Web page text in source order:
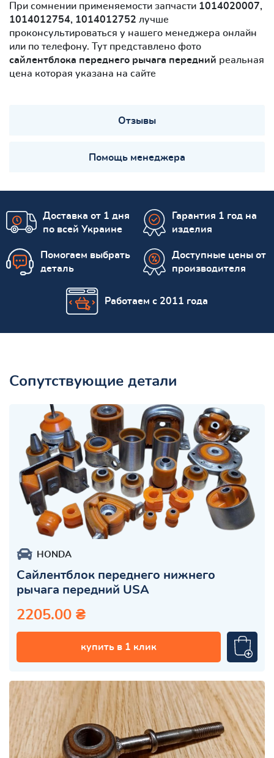
При сомнении применяемости запчасти 1014020007,
1014012754, 1014012752 лучше
проконсультироваться у нашего менеджера онлайн
или по телефону. Тут представлено фото
сайлентблокa переднего рычага передний реальная
цена которая указана на сайте
Отзывы
Помощь менеджера
Доставка от 1 дня
по всей Украине
Гарантия 1 год на
изделия
Помогаем выбрать
деталь
Доступные цены от
производителя
Работаем с 2011 года
Сопутствующие детали
HONDA
Сайлентблок переднего нижнего
рычага передний USA
2205.00 ₴
купить в 1 клик